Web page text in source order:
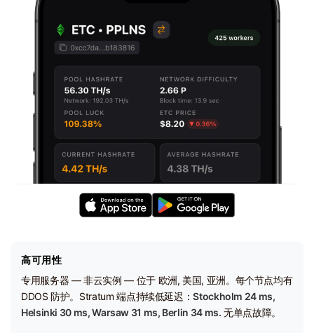
高可用性
专用服务器 — 非云实例 — 位于 欧洲, 美国, 亚洲。每个节点均有
DDOS 防护。Stratum 端点持续低延迟：Stockholm 24 ms,
Helsinki 30 ms, Warsaw 31 ms, Berlin 34 ms. 无单点故障。